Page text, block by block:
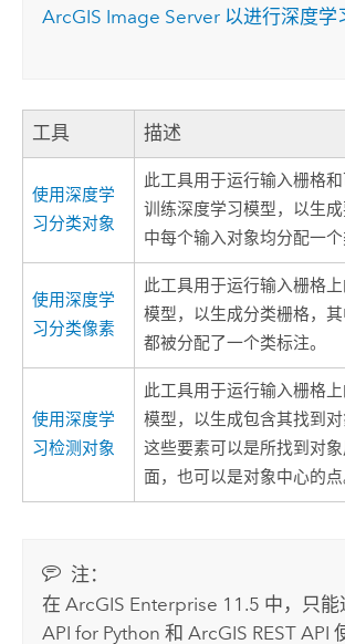
ArcGIS Image Server 以进行深度学
工具 描述
使用深度学
习分类对象
此工具用于运行输入栅格
训练深度学习模型，以生
中每个输入对象均分配一个
使用深度学
习分类像素
此工具用于运行输入栅格
模型，以生成分类栅格，
都被分配了一个类标注。
使用深度学
习检测对象
此工具用于运行输入栅格
模型，以生成包含其找到对
这些要素可以是所找到对
面，也可以是对象中心的点
注：
在ArcGIS Enterprise 11.5 中，只
API for Python 和ArcGIS REST API